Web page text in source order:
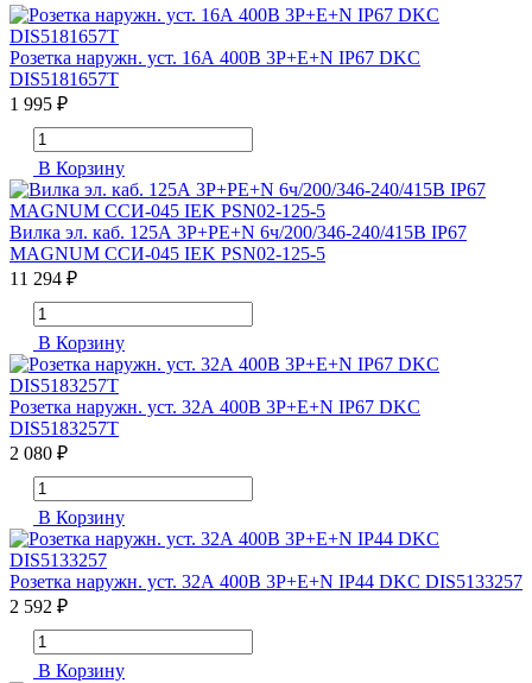
Розетка наружн. уст. 16А 400В 3P+E+N IP67 DKC
DIS5181657T
1 995 ₽
В Корзину
Вилка эл. каб. 125А 3P+PE+N 6ч/200/346-240/415В IP67
MAGNUM ССИ-045 IEK PSN02-125-5
11 294 ₽
В Корзину
Розетка наружн. уст. 32А 400В 3P+E+N IP67 DKC
DIS5183257T
2 080 ₽
В Корзину
Розетка наружн. уст. 32А 400В 3P+E+N IP44 DKC DIS5133257
2 592 ₽
В Корзину